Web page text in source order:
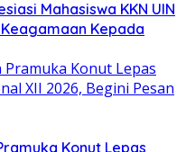
Mahasiswa KKN UIN
Kepada
Konut Lepas